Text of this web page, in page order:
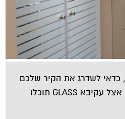
כדאי לשדרג את הקיר שלכם
עם מעט נצנצים מסביב. אצל עקיבא GLASS תוכלו